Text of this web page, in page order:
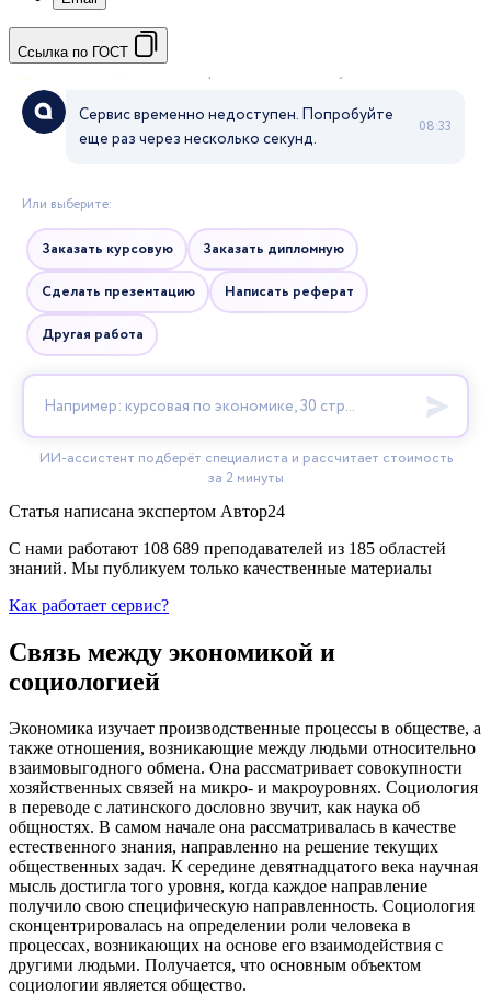
Ссылка по ГОСТ
Статья написана экспертом Автор24
С нами работают 108 689 преподавателей из 185 областей
знаний. Мы публикуем только качественные материалы
Как работает сервис?
Связь между экономикой и
социологией
Экономика изучает производственные процессы в обществе, а
также отношения, возникающие между людьми относительно
взаимовыгодного обмена. Она рассматривает совокупности
хозяйственных связей на микро- и макроуровнях. Социология
в переводе с латинского дословно звучит, как наука об
общностях. В самом начале она рассматривалась в качестве
естественного знания, направленно на решение текущих
общественных задач. К середине девятнадцатого века научная
мысль достигла того уровня, когда каждое направление
получило свою специфическую направленность. Социология
сконцентрировалась на определении роли человека в
процессах, возникающих на основе его взаимодействия с
другими людьми. Получается, что основным объектом
социологии является общество.